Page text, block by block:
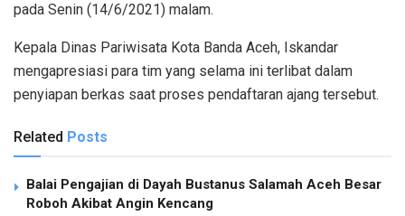
pada Senin (14/6/2021) malam.
Kepala Dinas Pariwisata Kota Banda Aceh, Iskandar
mengapresiasi para tim yang selama ini terlibat dalam
penyiapan berkas saat proses pendaftaran ajang tersebut.
Related Posts
Balai Pengajian di Dayah Bustanus Salamah Aceh Besar
Roboh Akibat Angin Kencang